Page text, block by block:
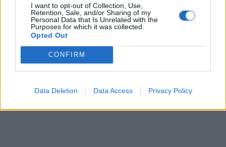
I want to opt-out of Collection, Use,
Retention, Sale, and/or Sharing of my
Personal Data that Is Unrelated with the
Purposes for which it was collected.
Opted Out
CONFIRM
Data Deletion Data Access Privacy Policy
KOMMENTTIA